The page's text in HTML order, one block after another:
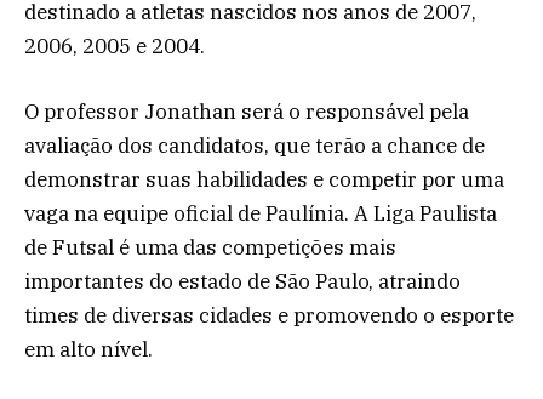
destinado a atletas nascidos nos anos de 2007,
2006, 2005 e 2004.
O professor Jonathan será o responsável pela
avaliação dos candidatos, que terão a chance de
demonstrar suas habilidades e competir por uma
vaga na equipe oficial de Paulínia. A Liga Paulista
de Futsal é uma das competições mais
importantes do estado de São Paulo, atraindo
times de diversas cidades e promovendo o esporte
em alto nível.